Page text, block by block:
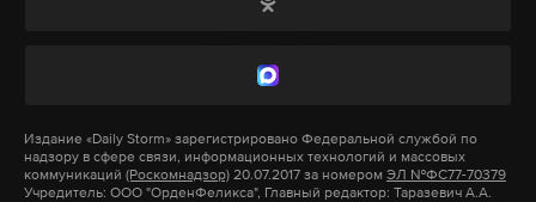
молодежью и системы образования. В них
упоминаются как институциональные меры,
видят Россию совершенно другой страной — не то,
какие-то мыльные эксперты им наваливают на
мягкая сила. Причем если большие спортивные
международные соревнования у нас пока
Издание «Daily Storm» зарегистрировано Федеральной службой по
надзору в сфере связи, информационных технологий и массовых
коммуникаций (Роскомнадзор) 20.07.2017 за номером ЭЛ №ФС77-70379
Учредитель: ООО "ОрденФеликса", Главный редактор: Таразевич А.А.